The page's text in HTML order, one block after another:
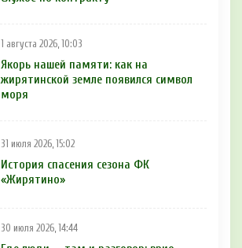
1 августа 2026, 10:03
Якорь нашей памяти: как на
жирятинской земле появился символ
моря
31 июля 2026, 15:02
История спасения сезона ФК
«Жирятино»
30 июля 2026, 14:44